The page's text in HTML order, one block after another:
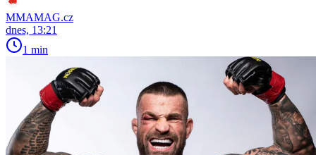
MMAMAG.cz
dnes, 13:21
1 min